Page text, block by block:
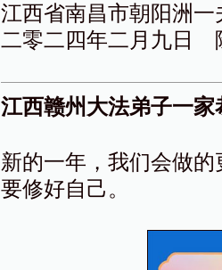
江西省南昌市朝阳洲
二零二四年二月九日
江西赣州大法弟子一
新的一年，我们会做
要修好自己。